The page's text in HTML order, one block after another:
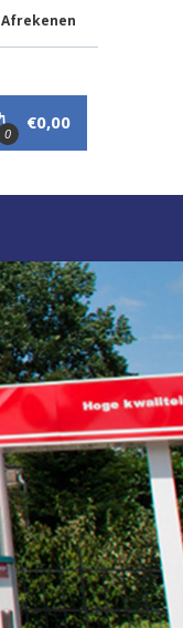
Afrekenen
0 €0,00